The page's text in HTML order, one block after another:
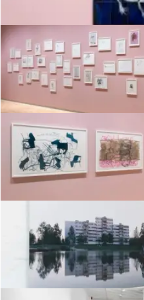
Øystein Thorvaldsen
Øystein Thorvaldsen
Øystein Thorvaldsen